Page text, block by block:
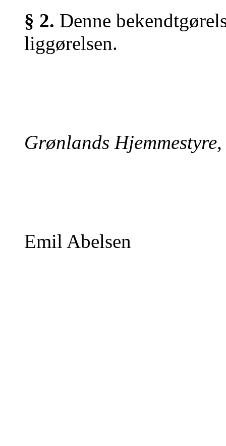
§ 2. Denne
liggørelsen.
Grønlands
Emil Abelsen